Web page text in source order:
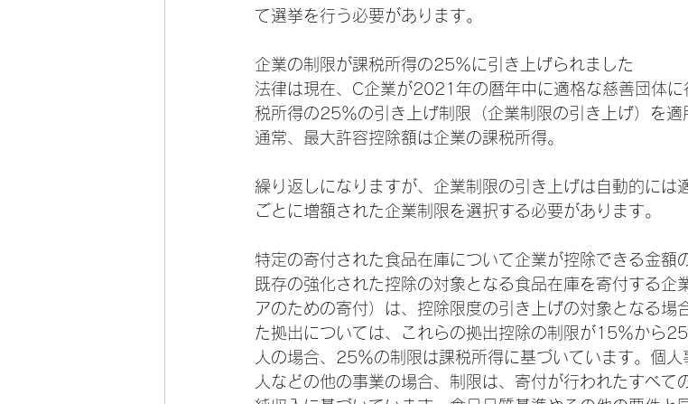
て選挙を行う必要があります。
企業の制限が課税所得の25％に引き上げられました
法律は現在、C企業が2021年の暦年中に適格な慈善団体
税所得の25％の引き上げ制限（企業制限の引き上げ）を適
通常、最大許容控除額は企業の課税所得。
繰り返しになりますが、企業制限の引き上げは自動的には
ごとに増額された企業制限を選択する必要があります。
特定の寄付された食品在庫について企業が控除できる金額
既存の強化された控除の対象となる食品在庫を寄付する企
アのための寄付）は、控除限度の引き上げの対象となる
た拠出については、これらの拠出控除の制限が15％から
人の場合、25％の制限は課税所得に基づいています。個
人などの他の事業の場合、制限は、寄付が行われたすべて